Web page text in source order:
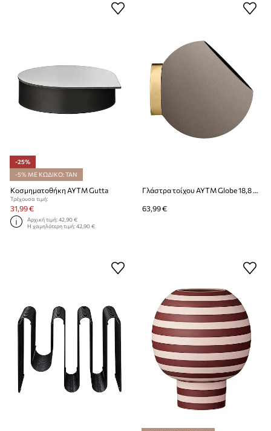
-25%
-5% ΜΕ ΚΩΔΙΚΟ: TAN
Κοσμηματοθήκη AYTM Gutta
Τρέχουσα τιμή:
31,99 €
Αρχική τιμή:42,90 €
Η χαμηλότερη τιμή:42,90 €
Γλάστρα τοίχου AYTM Globe 18,8 x 21 cm
63,99 €